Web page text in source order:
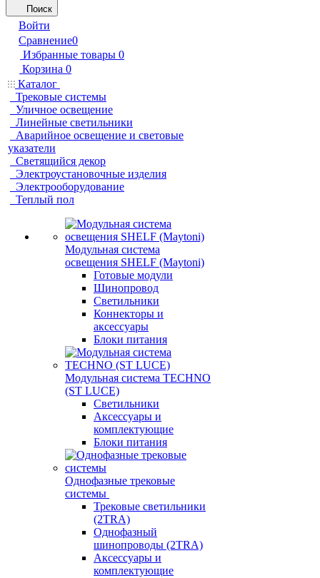
Поиск
Войти
Сравнение0
Избранные товары 0
Корзина 0
Каталог
Трековые системы
Уличное освещение
Линейные светильники
Аварийное освещение и световые
указатели
Светящийся декор
Электроустановочные изделия
Электрооборудование
Теплый пол
Модульная система
освещения SHELF (Maytoni)
Готовые модули
Шинопровод
Светильники
Коннекторы и
аксессуары
Блоки питания
Модульная система TECHNO
(ST LUCE)
Светильники
Аксессуары и
комплектующие
Блоки питания
Однофазные трековые
системы
Трековые светильники
(2TRA)
Однофазный
шинопроводы (2TRA)
Аксессуары и
комплектующие